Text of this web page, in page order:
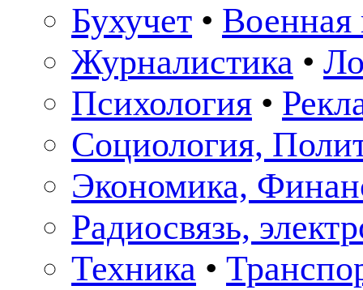
Бухучет • Военная
Журналистика •
Психология •
Социология,
Экономика,
Радиосвязь,
Техника •